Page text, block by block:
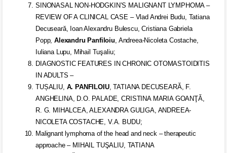
SINONASAL NON-HODGKIN’S MALIGNANT LYMPHOMA –
REVIEW OF A CLINICAL CASE – Vlad Andrei Budu, Tatiana
Decuseară, Ioan Alexandru Bulescu, Cristiana Gabriela
Popp,Alexandru Panfiloiu, Andreea-Nicoleta Costache,
Iuliana Lupu, Mihail Tuşaliu;
DIAGNOSTIC FEATURES IN CHRONIC OTOMASTOIDITIS
IN ADULTS –
TUȘALIU, A. PANFILOIU, TATIANA DECUSEARĂ, F.
ANGHELINA, D.O. PALADE, CRISTINA MARIA GOANŢĂ,
R. G. MIHALCEA, ALEXANDRA GULIGA, ANDREEA-
NICOLETA COSTACHE, V.A. BUDU;
Malignant lymphoma of the head and neck – therapeutic
approache – MIHAIL TUŞALIU, TATIANA